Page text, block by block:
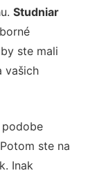
Studniar
ste mali
vašich
ste na
Inak